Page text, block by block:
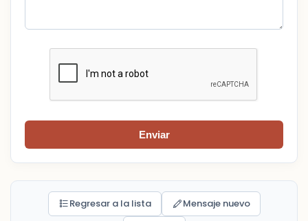
Enviar
Regresar a la lista Mensaje nuevo